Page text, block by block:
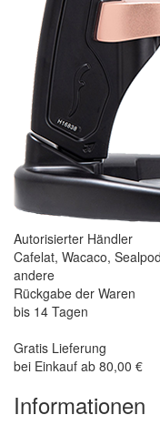
Autorisierter Händler
Cafelat, Wacaco,
andere
Rückgabe der Waren
bis 14 Tagen
Gratis Lieferung
bei Einkauf ab 80,00 €
Informationen